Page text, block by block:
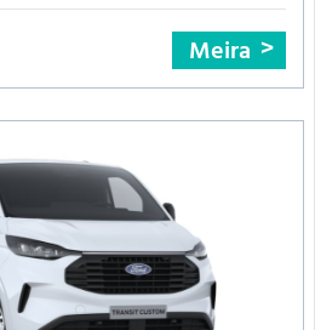
Meira